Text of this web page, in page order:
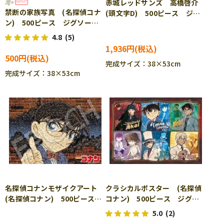
禁断の家族写真 (名探偵コナ
ン) 500ピース ジグソーパ
ズル EPO-06-116s
4.8 (5)
500円
完成サイズ：38×53cm
赤城レッドサンズ 高橋啓介
(頭文字D) 500ピース ジグ
1,936円
完成サイズ：38×53cm
名探偵コナンモザイクアート
(名探偵コナン) 500ピース
クラシカルポスター (名探偵
コナン) 500ピース ジグソ
ーパズル EPO-06-703s
5.0 (2)